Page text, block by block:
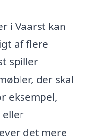
i Vaarst kan
af flere
spiller
der skal
eksempel,
eller
det mere